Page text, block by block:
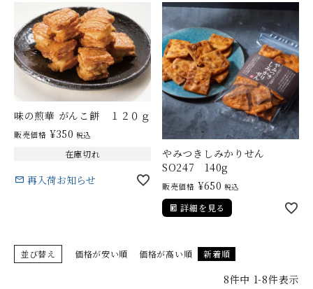
味の煎華 がんこ餅 １２０ｇ
販売価格 ¥350 税込
在庫切れ
再入荷お知らせ
やみつきしみかりせん
SO247 140g
販売価格 ¥650 税込
詳細を見る
並び替え 価格が安い順 価格が高い順 新着順
8件中 1-8件表示